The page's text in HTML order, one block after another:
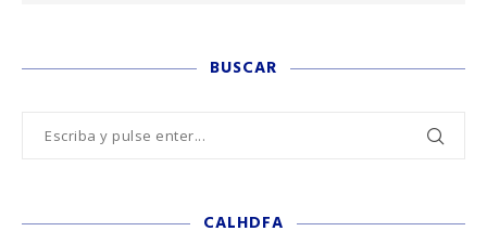
BUSCAR
CALHDFA